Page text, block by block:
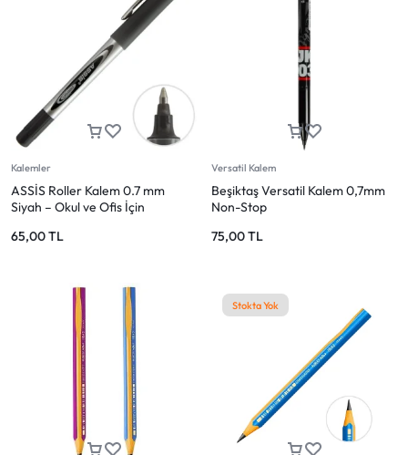
Kalemler
ASSİS Roller Kalem 0.7 mm
Siyah – Okul ve Ofis İçin
65,00TL
Versatil Kalem
Beşiktaş Versatil Kalem 0,7mm
Non-Stop
75,00TL
Stokta Yok